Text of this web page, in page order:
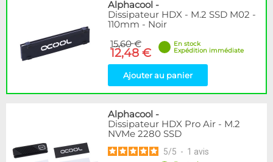
Disponibilité / Promotions
Articles en promotions
Appliquer
Alphacool -
Dissipateur HDX - M.2 SSD M02 -
110mm - Noir
15,60 €
12,48 €
En stock
Expédition immédiate
Ajouter au panier
Alphacool -
Dissipateur HDX Pro Air - M.2
NVMe 2280 SSD
5/5 - 1 avis